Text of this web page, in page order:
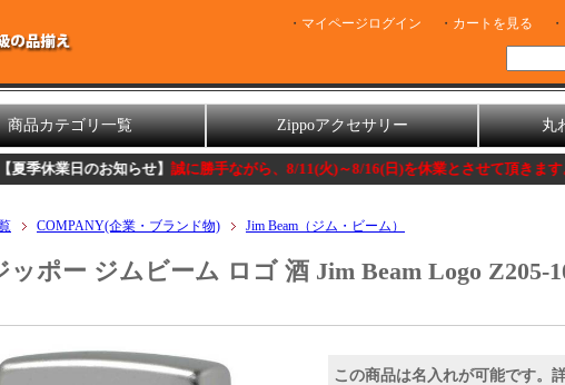
マイページログイン カートを見る
商品カテゴリ一覧 Zippoアクセサリー 丸
知らせ】誠に勝手ながら、8/11(火)～8/16(日)を休業とさせて頂きます。
COMPANY(企業・ブランド物) Jim Beam（ジム・ビーム）
ッポー ジムビーム ロゴ 酒 Jim Beam Logo Z205-
この商品は名入れが可能です。